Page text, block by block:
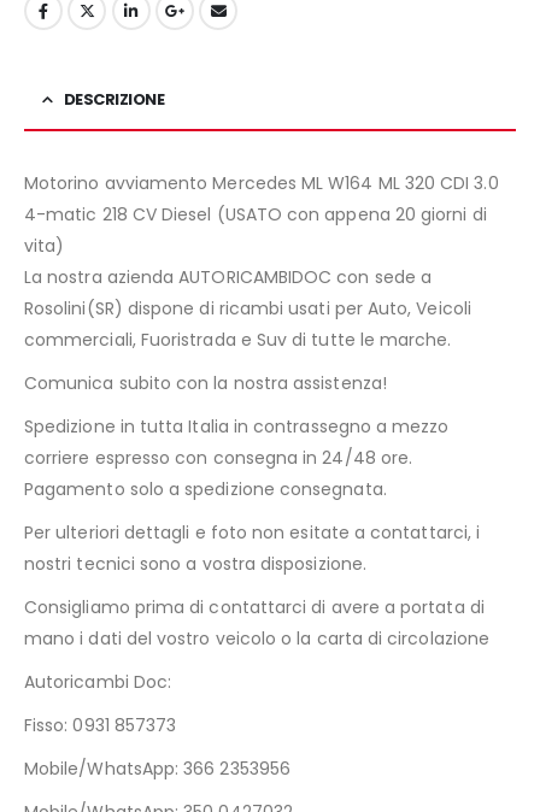
DESCRIZIONE
Motorino avviamento Mercedes ML W164 ML 320 CDI 3.0
4-matic 218 CV Diesel (USATO con appena 20 giorni di
vita)
La nostra azienda AUTORICAMBIDOC con sede a
Rosolini(SR) dispone di ricambi usati per Auto, Veicoli
commerciali, Fuoristrada e Suv di tutte le marche.
Comunica subito con la nostra assistenza!
Spedizione in tutta Italia in contrassegno a mezzo
corriere espresso con consegna in 24/48 ore.
Pagamento solo a spedizione consegnata.
Per ulteriori dettagli e foto non esitate a contattarci, i
nostri tecnici sono a vostra disposizione.
Consigliamo prima di contattarci di avere a portata di
mano i dati del vostro veicolo o la carta di circolazione
Autoricambi Doc:
Fisso: 0931 857373
Mobile/WhatsApp: 366 2353956